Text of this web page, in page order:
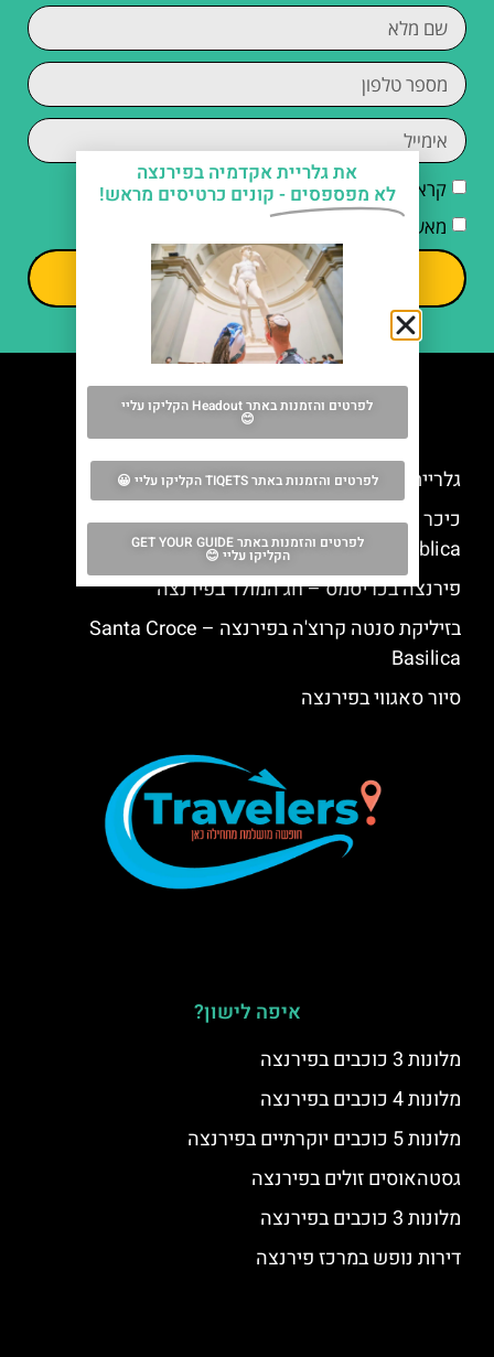
קראתי והסכמתי למדיניות הפרטיות
מאשר/ת קבלת דיוור וחומרים פרסומיים
שליחה
מה אסור לפספס
גלריית פלטין (Palatine Gallery)
כיכר הרפובליקה בפירנצה (Piazza della
Repubblica)
פירנצה בכריסמס – חג המולד בפירנצה
בזיליקת סנטה קרוצ'ה בפירנצה – Santa Croce
Basilica
סיור סאגווי בפירנצה
איפה לישון?
מלונות 3 כוכבים בפירנצה
מלונות 4 כוכבים בפירנצה
מלונות 5 כוכבים יוקרתיים בפירנצה
גסטהאוסים זולים בפירנצה
מלונות 3 כוכבים בפירנצה
דירות נופש במרכז פירנצה
את גלריית אקדמיה בפירנצה
לא מפספסים - קונים כרטיסים מראש!
לפרטים והזמנות באתר Headout הקליקו עליי
😊
לפרטים והזמנות באתר TIQETS הקליקו עליי 😀
לפרטים והזמנות באתר GET YOUR GUIDE
הקליקו עליי 😊